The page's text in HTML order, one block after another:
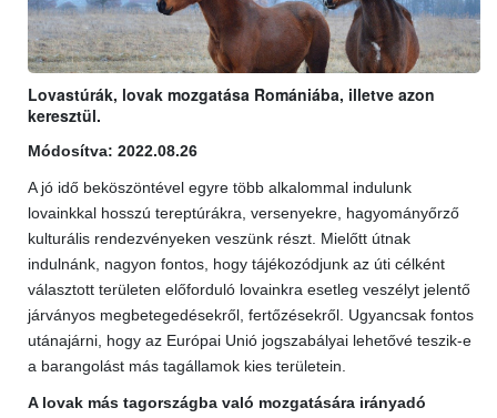
Lovastúrák, lovak mozgatása Romániába, illetve azon
keresztül.
Módosítva: 2022.08.26
A jó idő beköszöntével egyre több alkalommal indulunk
lovainkkal hosszú tereptúrákra, versenyekre, hagyományőrző
kulturális rendezvényeken veszünk részt. Mielőtt útnak
indulnánk, nagyon fontos, hogy tájékozódjunk az úti célként
választott területen előforduló lovainkra esetleg veszélyt jelentő
járványos megbetegedésekről, fertőzésekről. Ugyancsak fontos
utánajárni, hogy az Európai Unió jogszabályai lehetővé teszik-e
a barangolást más tagállamok kies területein.
A lovak más tagországba való mozgatására irányadó